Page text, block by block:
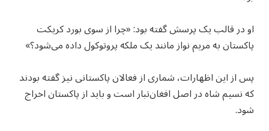
او در قالب یک پرسش گفته بود: «چرا از سوی بورد کریکت
پاکستان به مریم نواز مانند یک ملکه پروتوکول داده می‌شود؟»
پس از این اظهارات، شماری از فعالان پاکستانی نیز گفته بودند
که نسیم شاه در اصل افغان‌تبار است و باید از پاکستان اخراج
شود.